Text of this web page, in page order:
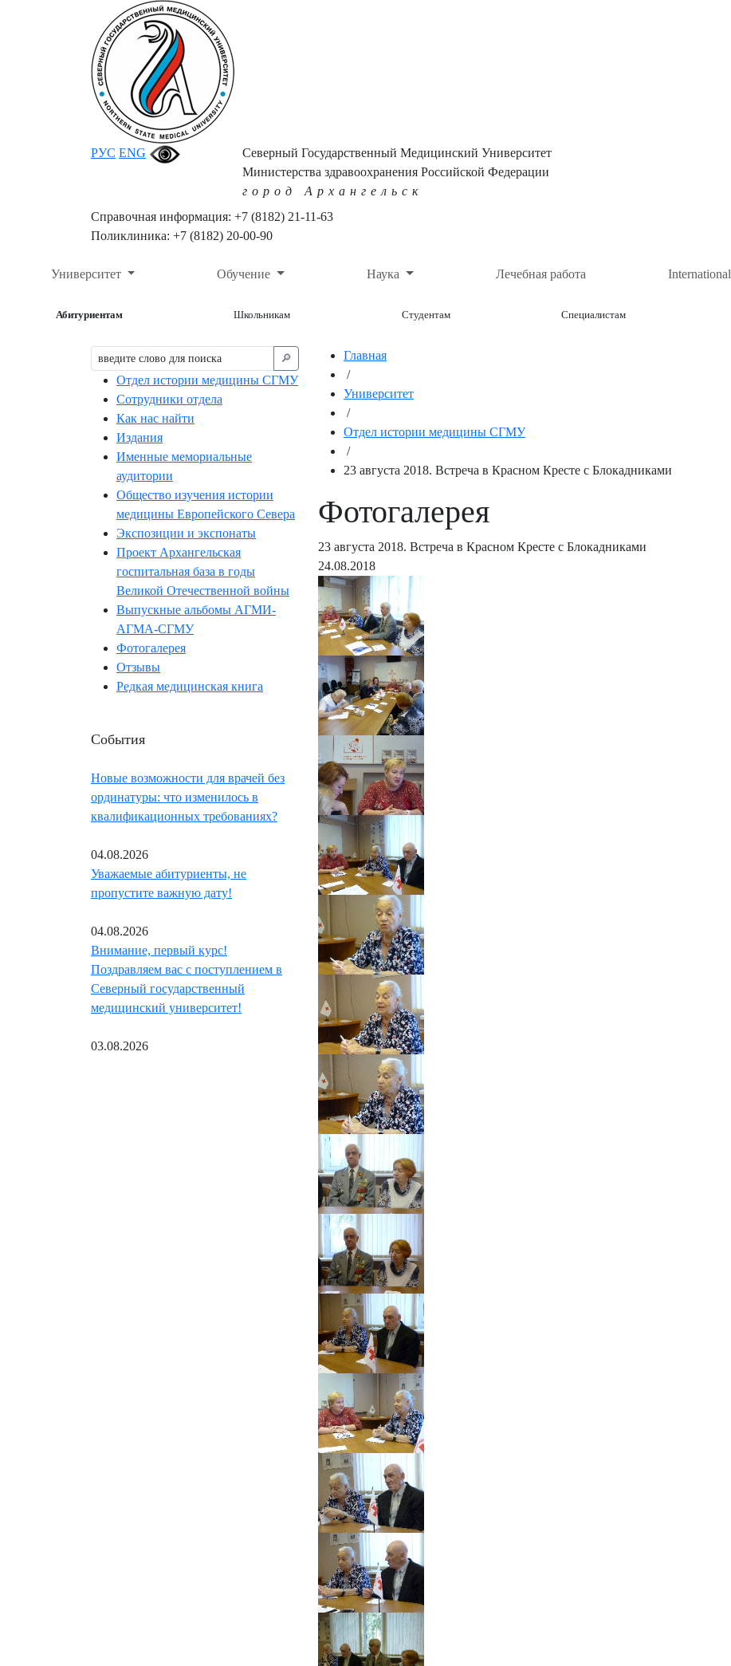
РУС ENG
Северный Государственный Медицинский Университет
Министерства здравоохранения Российской Федерации
город Архангельск
Справочная информация: +7 (8182) 21-11-63
Поликлиника: +7 (8182) 20-00-90
Университет Обучение Наука Лечебная работа International
Абитуриентам Школьникам Студентам Специалистам
🔎︎
Отдел истории медицины СГМУ
Сотрудники отдела
Как нас найти
Издания
Именные мемориальные
аудитории
Общество изучения истории
медицины Европейского Севера
Экспозиции и экспонаты
Проект Архангельская
госпитальная база в годы
Великой Отечественной войны
Выпускные альбомы АГМИ-
АГМА-СГМУ
Фотогалерея
Отзывы
Редкая медицинская книга
События
Новые возможности для врачей без
ординатуры: что изменилось в
квалификационных требованиях?
04.08.2026
Уважаемые абитуриенты, не
пропустите важную дату!
04.08.2026
Внимание, первый курс!
Поздравляем вас с поступлением в
Северный государственный
медицинский университет!
03.08.2026
Главная
/
Университет
/
Отдел истории медицины СГМУ
/
23 августа 2018. Встреча в Красном Кресте с Блокадниками
Фотогалерея
23 августа 2018. Встреча в Красном Кресте с Блокадниками
24.08.2018